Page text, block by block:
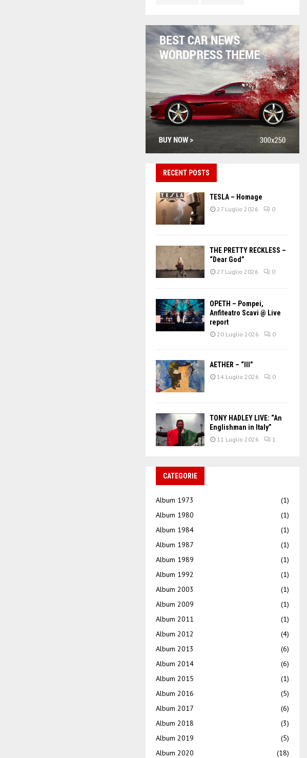
RECENT POSTS
TESLA – Homage
27 Luglio 2026 0
THE PRETTY RECKLESS –
“Dear God”
27 Luglio 2026 0
OPETH – Pompei,
Anfiteatro Scavi @ Live
report
20 Luglio 2026 0
AETHER – “III”
14 Luglio 2026 0
TONY HADLEY LIVE: “An
Englishman in Italy”
11 Luglio 2026 1
CATEGORIE
Album 1973
(1)
Album 1980
(1)
Album 1984
(1)
Album 1987
(1)
Album 1989
(1)
Album 1992
(1)
Album 2003
(1)
Album 2009
(1)
Album 2011
(1)
Album 2012
(4)
Album 2013
(6)
Album 2014
(6)
Album 2015
(1)
Album 2016
(5)
Album 2017
(6)
Album 2018
(3)
Album 2019
(5)
Album 2020
(18)